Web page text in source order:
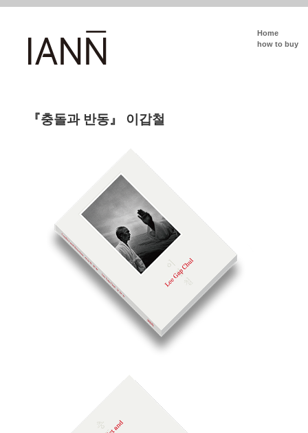
Home
how to buy
『충돌과 반동』 이갑철